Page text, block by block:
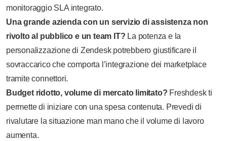
monitoraggio SLA integrato.
Una grande azienda con un servizio di assistenza non
rivolto al pubblico e un team IT? La potenza e la
personalizzazione di Zendesk potrebbero giustificare il
sovraccarico che comporta l’integrazione dei marketplace
tramite connettori.
Budget ridotto, volume di mercato limitato? Freshdesk ti
permette di iniziare con una spesa contenuta. Prevedi di
rivalutare la situazione man mano che il volume di lavoro
aumenta.